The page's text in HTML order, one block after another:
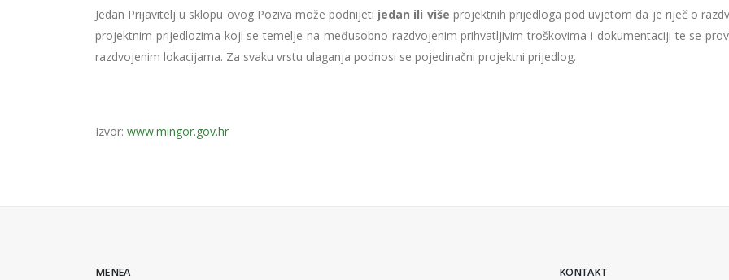
Jedan Prijavitelj u sklopu ovog Poziva može podnijeti jedan ili više projektnih prijedloga pod uvjetom da je riječ o
projektnim prijedlozima koji se temelje na međusobno razdvojenim prihvatljivim troškovima i dokumentaciji te se
razdvojenim lokacijama. Za svaku vrstu ulaganja podnosi se pojedinačni projektni prijedlog.
Izvor: www.mingor.gov.hr
MENEA KONTAKT